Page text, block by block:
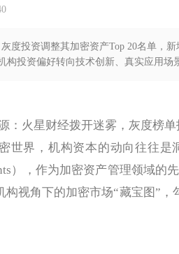
度投资调整其加密资产Top 20名单，新
构投资偏好转向技术创新、真实应用场
火星财经拨开迷雾，灰度榜单
界，机构资本的动向往往是
），作为加密资产管理领域的
构视角下的加密市场“藏宝图”，